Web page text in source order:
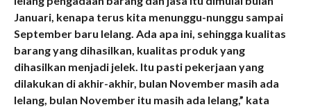
Januari, kenapa terus kita menunggu-nunggu sampai
September baru lelang. Ada apa ini, sehingga kualitas
barang yang dihasilkan, kualitas produk yang
dihasilkan menjadi jelek. Itu pasti pekerjaan yang
dilakukan di akhir-akhir, bulan November masih ada
lelang, bulan November itu masih ada lelang,” kata